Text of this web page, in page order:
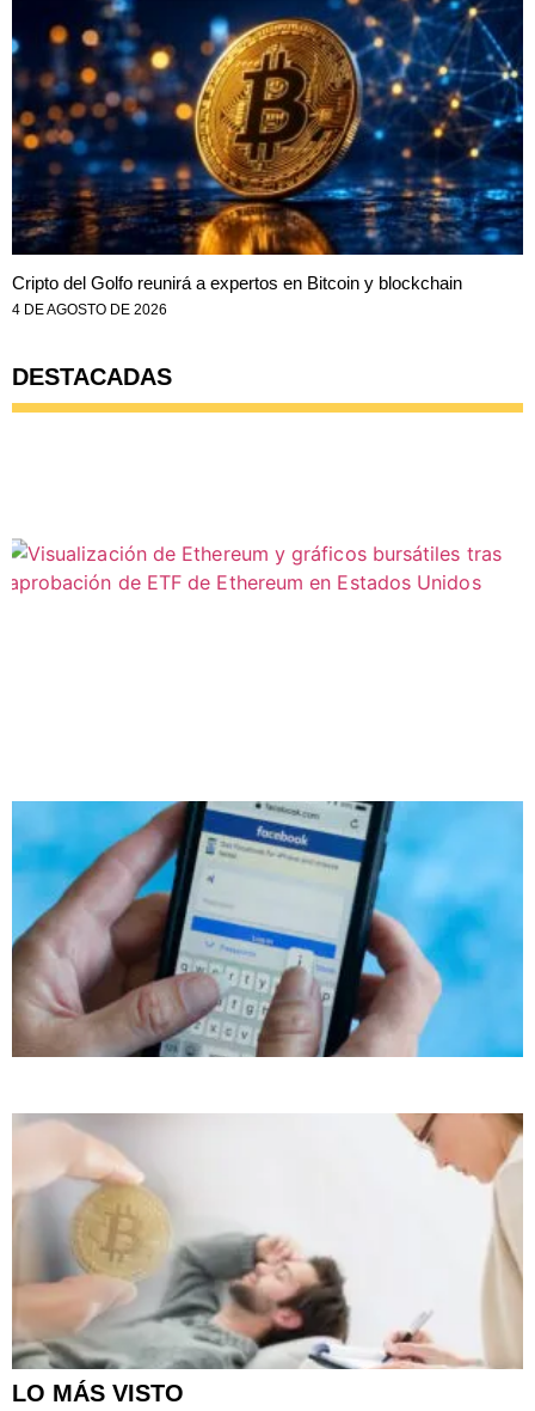
Cripto del Golfo reunirá a expertos en Bitcoin y blockchain
4 DE AGOSTO DE 2026
DESTACADAS
LO MÁS VISTO